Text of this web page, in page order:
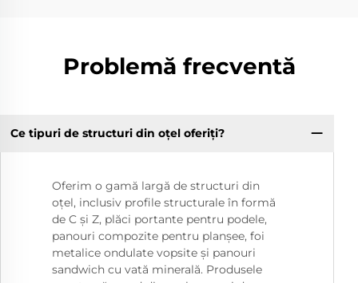
Problemă frecventă
Ce tipuri de structuri din oțel oferiți?
Oferim o gamă largă de structuri din
oțel, inclusiv profile structurale în formă
de C și Z, plăci portante pentru podele,
panouri compozite pentru planșee, foi
metalice ondulate vopsite și panouri
sandwich cu vată minerală. Produsele